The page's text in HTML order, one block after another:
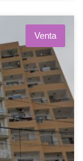
Venta